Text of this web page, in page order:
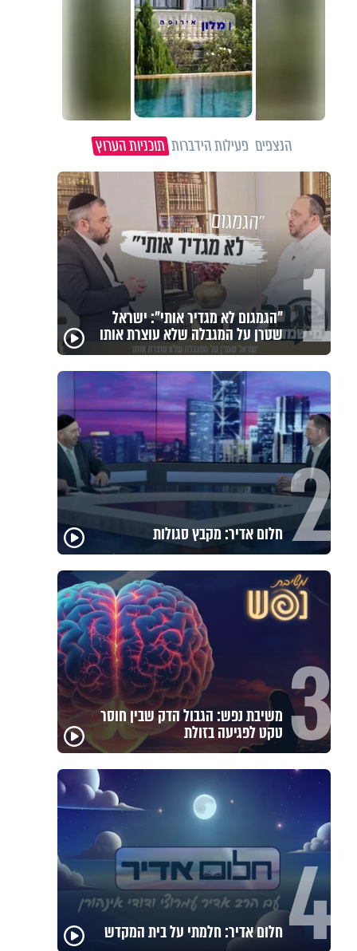
הנצפים פעילות הידברותתוכניות הערוץ
1 "הגמגום לא מגדיר אותי": ישראל
שטרן על המגבלה שלא עוצרת אותו
2 חלום אדיר: מקבץ סגולות
3 משיבת נפש: הגבול הדק שבין חוסר
טקט לפגיעה בזולת
4 חלום אדיר: חלמתי על בית המקדש
באיזה ארץ לומדים יותר